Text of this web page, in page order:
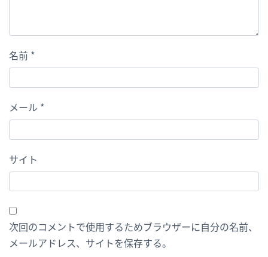
名前 *
メール *
サイト
次回のコメントで使用するためブラウザーに自分の名前、
メールアドレス、サイトを保存する。